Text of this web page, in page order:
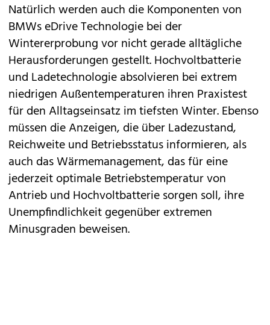
Natürlich werden auch die Komponenten von
BMWs eDrive Technologie bei der
Wintererprobung vor nicht gerade alltägliche
Herausforderungen gestellt. Hochvoltbatterie
und Ladetechnologie absolvieren bei extrem
niedrigen Außentemperaturen ihren Praxistest
für den Alltagseinsatz im tiefsten Winter. Ebenso
müssen die Anzeigen, die über Ladezustand,
Reichweite und Betriebsstatus informieren, als
auch das Wärmemanagement, das für eine
jederzeit optimale Betriebstemperatur von
Antrieb und Hochvoltbatterie sorgen soll, ihre
Unempfindlichkeit gegenüber extremen
Minusgraden beweisen.